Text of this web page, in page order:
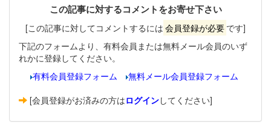
この記事に対するコメントをお寄せ下さい
[この記事に対してコメントするには 会員登録が必要 です]
下記のフォームより、有料会員または無料メール会員のいず
れかに登録してください。
有料会員登録フォーム
無料メール会員登録フォーム
[会員登録がお済みの方はログインしてください]